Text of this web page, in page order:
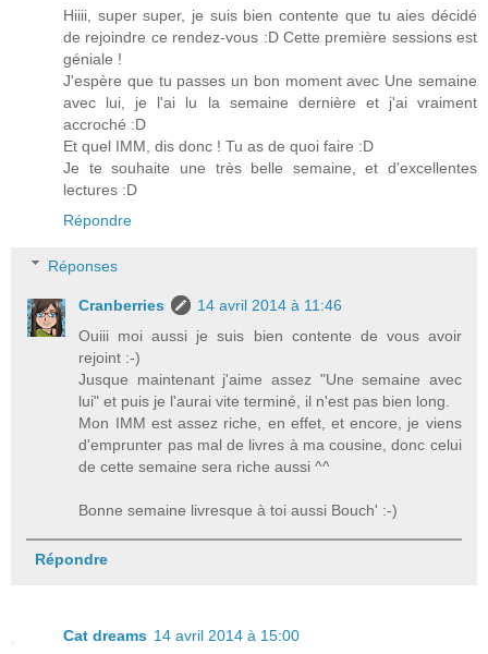
Hiiii, super super, je suis bien contente que tu aies décidé
de rejoindre ce rendez-vous :D Cette première sessions est
géniale !
J'espère que tu passes un bon moment avec Une semaine
avec lui, je l'ai lu la semaine dernière et j'ai vraiment
accroché :D
Et quel IMM, dis donc ! Tu as de quoi faire :D
Je te souhaite une très belle semaine, et d'excellentes
lectures :D
Répondre
Réponses
Cranberries
14 avril 2014 à 11:46
Ouiii moi aussi je suis bien contente de vous avoir
rejoint :-)
Jusque maintenant j'aime assez "Une semaine avec
lui" et puis je l'aurai vite terminé, il n'est pas bien long.
Mon IMM est assez riche, en effet, et encore, je viens
d'emprunter pas mal de livres à ma cousine, donc celui
de cette semaine sera riche aussi ^^
Bonne semaine livresque à toi aussi Bouch' :-)
Répondre
Cat dreams 14 avril 2014 à 15:00